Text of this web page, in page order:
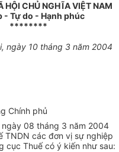
HỘI CHỦ NGHĨA VIỆT NAM
- Tự do - Hạnh phúc
********
ngày 10 tháng 3 năm 2004
Chính phủ
ngày 08 tháng 3 năm 2004
TNDN các đơn vị sự nghiệp
cục Thuế có ý kiến như sau: